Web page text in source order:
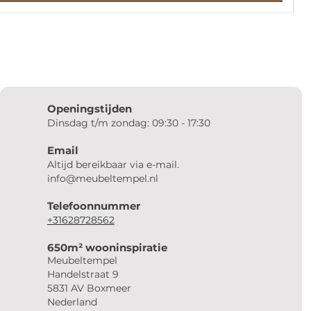
Openingstijden
Dinsdag t/m zondag: 09:30 - 17:30
Email
Altijd bereikbaar via e-mail.
info@meubeltempel.nl
Telefoonnummer
+31628728562
650m² wooninspiratie
Meubeltempel
Handelstraat 9
5831 AV Boxmeer
Nederland